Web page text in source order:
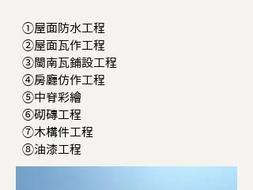
①屋面防水工程
②屋面瓦作工程
③閩南瓦鋪設工程
④房廳仿作工程
⑤中脊彩繪
⑥砌磚工程
⑦木構件工程
⑧油漆工程